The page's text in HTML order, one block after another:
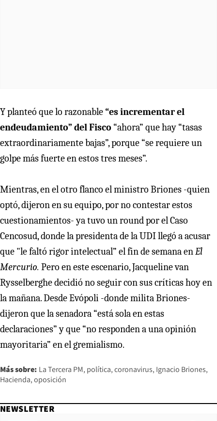
Y planteó que lo razonable“es incrementar el
endeudamiento” del Fisco “ahora” que hay “tasas
extraordinariamente bajas”, porque “se requiere un
golpe más fuerte en estos tres meses”.
Mientras, en el otro flanco el ministro Briones -quien
optó, dijeron en su equipo, por no contestar estos
cuestionamientos- ya tuvo un round por el Caso
Cencosud, donde la presidenta de la UDI llegó a acusar
que "le faltó rigor intelectual” el fin de semana enEl
Mercurio. Pero en este escenario, Jacqueline van
Rysselberghe decidió no seguir con sus críticas hoy en
la mañana. Desde Evópoli -donde milita Briones-
dijeron que la senadora “está sola en estas
declaraciones” y que “no responden a una opinión
mayoritaria” en el gremialismo.
Más sobre: La Tercera PM política coronavirus Ignacio Briones
Hacienda oposición
NEWSLETTER